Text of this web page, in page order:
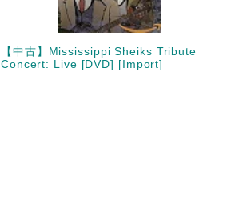
【中古】Mississippi Sheiks Tribute
Concert: Live [DVD] [Import]